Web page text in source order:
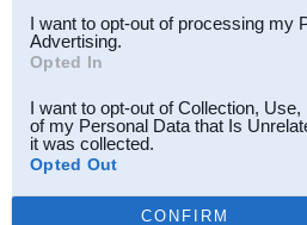
I want to opt-out of processing my
Advertising.
Opted In
I want to opt-out of Collection,
of my Personal Data that Is
it was collected.
Opted Out
CONFIRM